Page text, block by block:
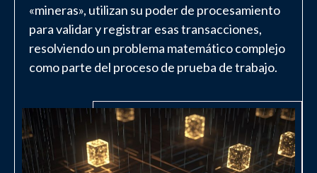
«mineras», utilizan su poder de procesamiento
para validar y registrar esas transacciones,
resolviendo un problema matemático complejo
como parte del proceso de prueba de trabajo.